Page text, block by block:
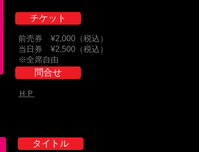
チケット
前売券 ¥2,000（税込）
当日券 ¥2,500（税込）
※全席自由
問合せ
ＨＰ
タイトル